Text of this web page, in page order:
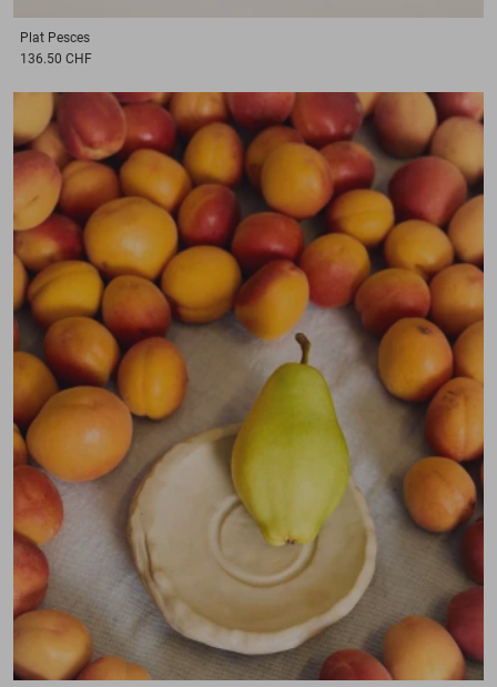
Plat Pesces
136.50 CHF